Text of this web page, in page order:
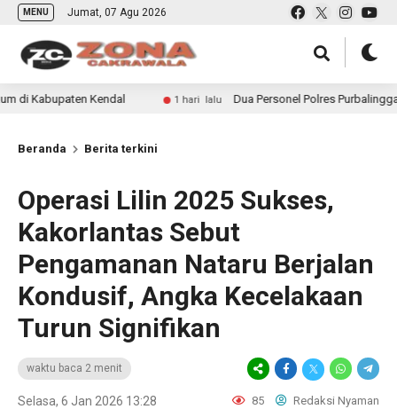
MENU Jumat, 07 Agu 2026
Kendal 1 hari lalu Dua Personel Polres Purbalingga Naik
Beranda Berita terkini
Operasi Lilin 2025 Sukses,
Kakorlantas Sebut
Pengamanan Nataru Berjalan
Kondusif, Angka Kecelakaan
Turun Signifikan
waktu baca 2 menit
Selasa, 6 Jan 2026 13:28 85 Redaksi Nyaman